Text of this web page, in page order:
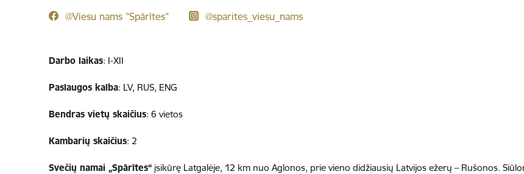
@Viesu nams "Spārītes" @sparites_viesu_nams
Darbo laikas: I-XII
Paslaugos kalba: LV, RUS, ENG
Bendras vietų skaičius: 6 vietos
Kambarių skaičius: 2
Svečių namai „Spārītes“įsikūrę Latgalėje, 12 km nuo Aglonos, prie vieno didžiausių Latvijos ežerų – Rušonos.